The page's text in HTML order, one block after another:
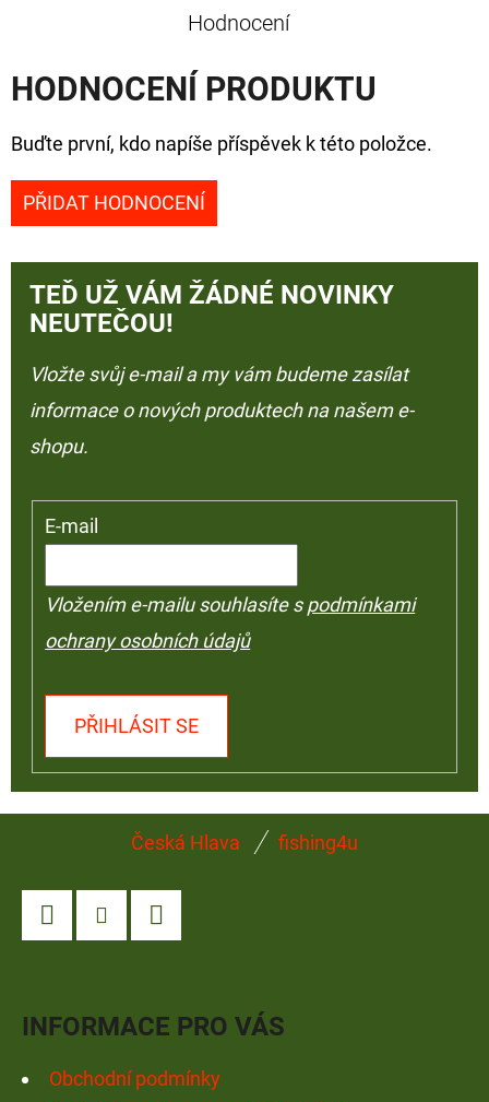
Hodnocení
HODNOCENÍ PRODUKTU
Buďte první, kdo napíše příspěvek k této položce.
PŘIDAT HODNOCENÍ
TEĎ UŽ VÁM ŽÁDNÉ NOVINKY
NEUTEČOU!
Vložte svůj e-mail a my vám budeme zasílat
informace o nových produktech na našem e-
shopu.
E-mail
Vložením e-mailu souhlasíte spodmínkami
ochrany osobních údajů
PŘIHLÁSIT SE
Česká Hlava fishing4u
INFORMACE PRO VÁS
Obchodní podmínky